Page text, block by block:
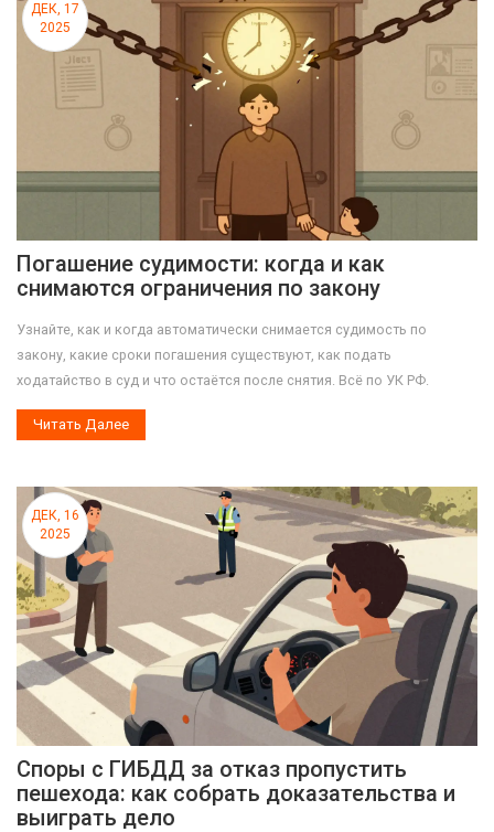
ДЕК, 17
2025
Погашение судимости: когда и как
снимаются ограничения по закону
Узнайте, как и когда автоматически снимается судимость по
закону, какие сроки погашения существуют, как подать
ходатайство в суд и что остаётся после снятия. Всё по УК РФ.
Читать Далее
ДЕК, 16
2025
Споры с ГИБДД за отказ пропустить
пешехода: как собрать доказательства и
выиграть дело